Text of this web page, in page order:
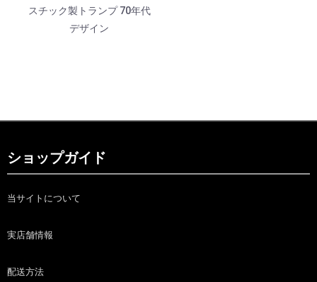
スチック製トランプ 70年代
デザイン
ショップガイド
当サイトについて
実店舗情報
配送方法